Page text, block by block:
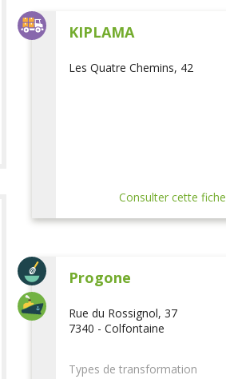
KIPLAMA
Les Quatre Chemins, 42
Consulter cette fiche
Progone
Rue du Rossignol, 37
7340 - Colfontaine
Types de transformation